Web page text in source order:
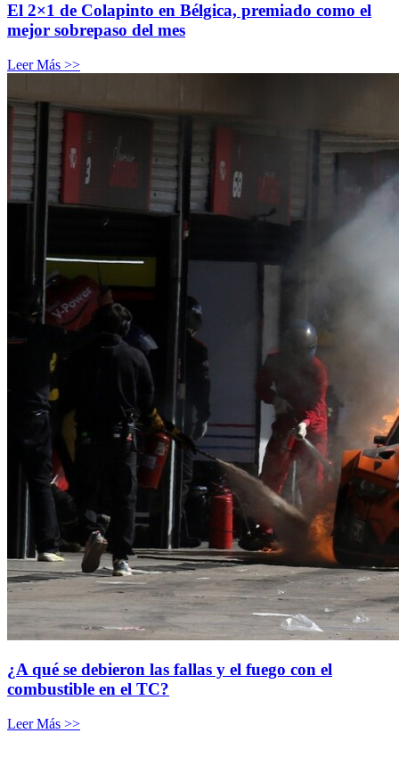
El 2×1 de Colapinto en Bélgica, premiado como el
mejor sobrepaso del mes
Leer Más >>
¿A qué se debieron las fallas y el fuego con el
combustible en el TC?
Leer Más >>